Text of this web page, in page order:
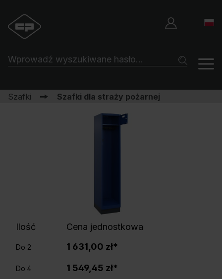
Szafki Szafki dla straży pożarnej
Ilość Cena jednostkowa
Do 2 1 631,00 zł*
Do 4 1 549,45 zł*